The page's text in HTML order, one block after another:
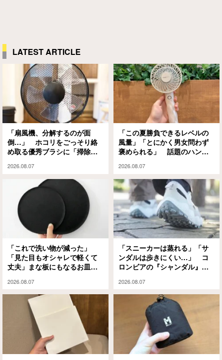
LATEST ARTICLE
「扇風機、分解するのが面
倒…」 ホコリをごっそり絡
め取る優秀ブラシに「掃除の
2026.08.07
「この夏勝負できるレベルの
風量」「とにかく男女問わず
褒められる」 話題のハンデ
放せなくなった！
2026.08.07
「これで洗い物が減った」
「見た目もオシャレで軽くて
丈夫」まな板にもなるお皿
解
2026.08.07
「スニーカーは蒸れる」「サ
ンダルは歩きにくい…」 コ
ロンビアの『シャンダル』が
2026.08.07